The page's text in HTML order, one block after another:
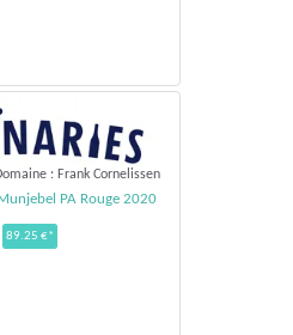
: Frank Cornelissen
Munjebel PA Rouge 2020
89.25 €*